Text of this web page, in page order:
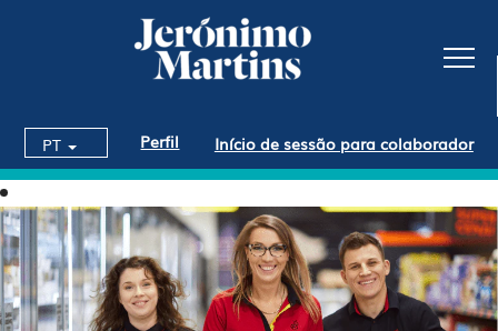
PT Perfil Início de sessão para colaborador
Lojas